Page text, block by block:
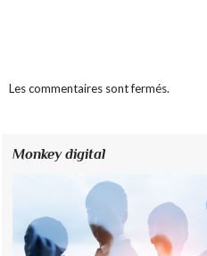
Les commentaires sont fermés.
Monkey digital